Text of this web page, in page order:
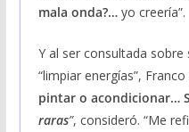
mala onda?…yo creería”.
Y al ser consultada
“limpiar energías”, Franco
pintar o acondicionar…
raras”, consideró. “Me